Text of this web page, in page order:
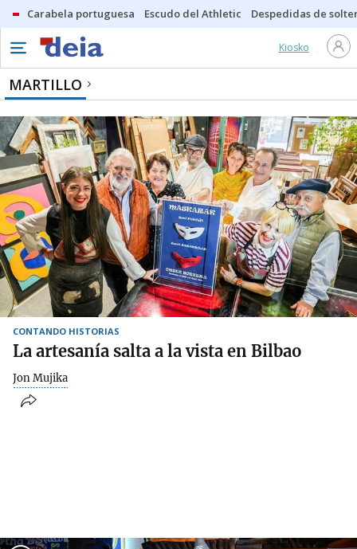
Carabela portuguesa Escudo del Athletic Despedidas de
Kiosko
MARTILLO
CONTANDO HISTORIAS
La artesanía salta a la vista en Bilbao
Jon Mujika